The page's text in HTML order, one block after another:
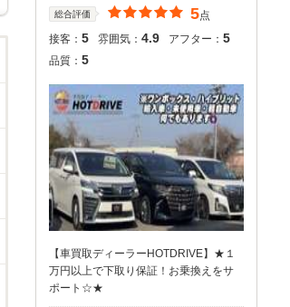
総合評価 5点
接客： 5 雰囲気： 4.9 アフター： 5
品質： 5
【車買取ディーラーHOTDRIVE】★１
万円以上で下取り保証！お乗換えをサ
ポート☆★